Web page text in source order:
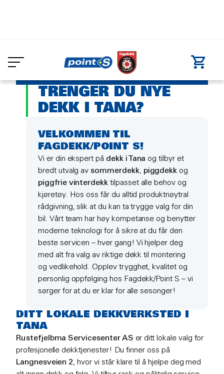
mainDEKK TANA
TRENGER DU NYE
DEKK I TANA?
VELKOMMEN TIL
FAGDEKK/POINT S!
Vi er din ekspert på dekk i Tana og tilbyr et
bredt utvalg av sommerdekk, piggdekk og
piggfrie vinterdekk tilpasset alle behov og
kjøretøy. Hos oss får du alltid produktnøytral
rådgivning, slik at du kan ta trygge valg for din
bil. Vårt team har høy kompetanse og benytter
moderne teknologi for å sikre at du får den
beste servicen – hver gang! Vi hjelper deg
med alt fra valg av riktige dekk til montering
og vedlikehold. Opplev trygghet, kvalitet og
personlig oppfølging hos Fagdekk/Point S – vi
sørger for at du er klar for alle sesonger!
DITT LOKALE DEKKVERKSTED I
TANA
Rustefjelbma Servicesenter AS er ditt lokale valg for
profesjonelle dekktjenester! Du finner oss på
Langnesveien 2, hvor vi står klare til å hjelpe deg med